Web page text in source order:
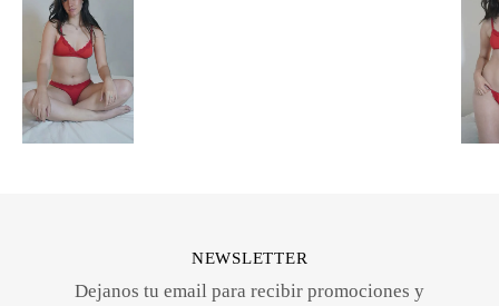
NEWSLETTER
Dejanos tu email para recibir promociones y